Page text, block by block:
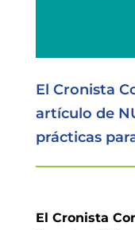
El Cronista
artículo de
prácticas
El Cronista